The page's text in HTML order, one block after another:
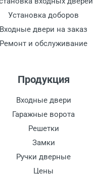
Установка доборов
Входные двери на заказ
Ремонт и обслуживание
Продукция
Входные двери
Гаражные ворота
Решетки
Замки
Ручки дверные
Цены